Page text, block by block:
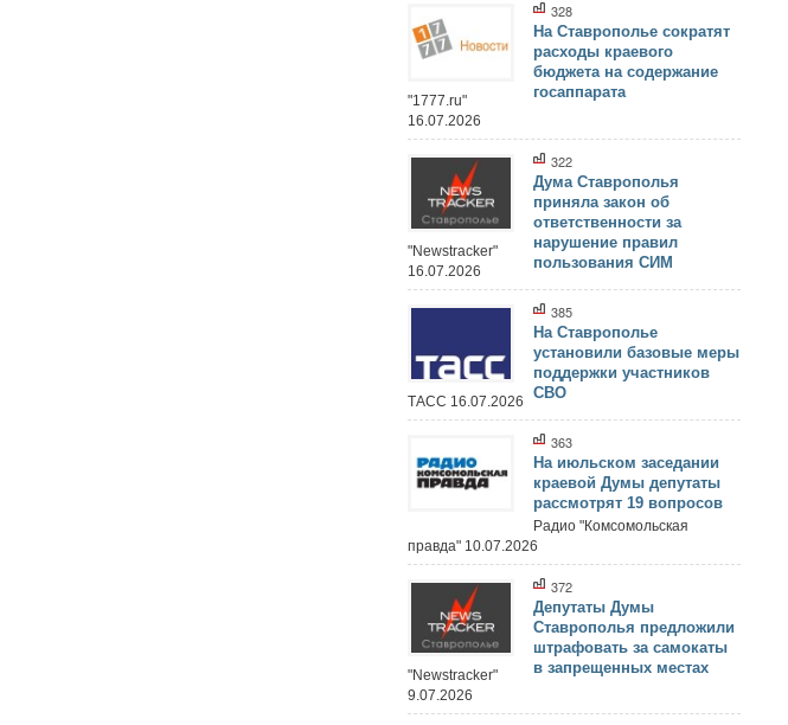
328
На Ставрополье сократят
расходы краевого
бюджета на содержание
госаппарата
"1777.ru"
16.07.2026
322
Дума Ставрополья
приняла закон об
ответственности за
нарушение правил
пользования СИМ
"Newstracker"
16.07.2026
385
На Ставрополье
установили базовые меры
поддержки участников
СВО
ТАСС 16.07.2026
363
На июльском заседании
краевой Думы депутаты
рассмотрят 19 вопросов
Радио "Комсомольская
правда" 10.07.2026
372
Депутаты Думы
Ставрополья предложили
штрафовать за самокаты
в запрещенных местах
"Newstracker"
9.07.2026